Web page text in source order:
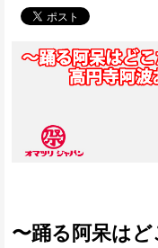
〜踊る阿呆は